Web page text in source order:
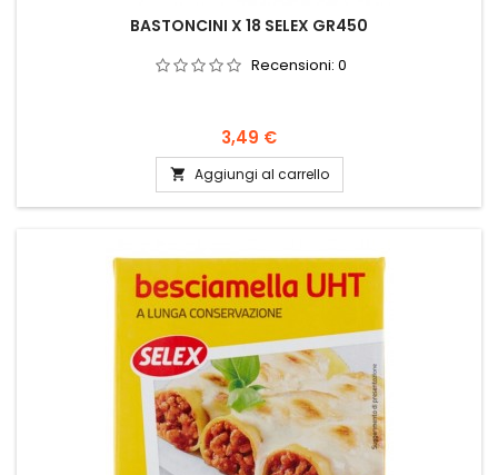
BASTONCINI X 18 SELEX GR450
Recensioni: 0
Prezzo
3,49 €
 Aggiungi al carrello